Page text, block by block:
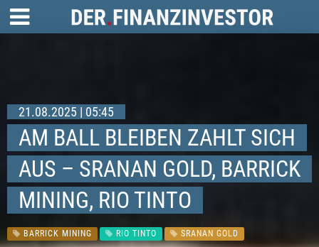
21.08.2025 | 05:45
AM BALL BLEIBEN ZAHLT SICH
AUS – SRANAN GOLD, BARRICK
MINING, RIO TINTO
BARRICK MINING RIO TINTO SRANAN GOLD